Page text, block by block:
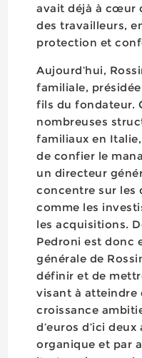
avait déjà à cœur
des travailleurs,
protection et
Aujourd’hui,
familiale,
fils du fondateur.
nombreuses
familiaux en
de confier le
un directeur
concentre sur les
comme les
les acquisitions.
Pedroni est donc
générale de
définir et de
visant à atteindre
croissance
d’euros d’ici
organique et par